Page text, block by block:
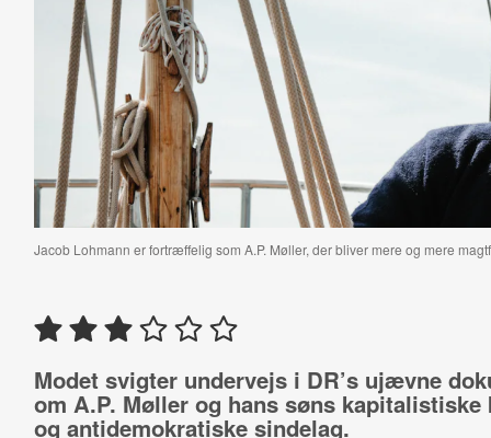
Jacob Lohmann er fortræffelig som A.P. Møller, der bliver mere og mere
Modet svigter undervejs i DR’s ujævne
om A.P. Møller og hans søns kapitalistiske
og antidemokratiske sindelag.